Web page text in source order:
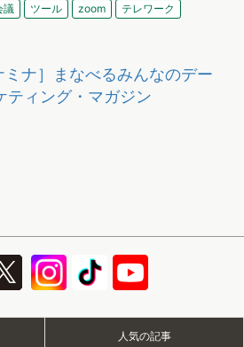
議 ツール zoom テレワーク
ナ］まなべるみんなのデー
ティング・マガジン
人気の記事